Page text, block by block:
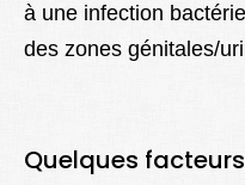
à une infection
des zones génitales/
Quelques